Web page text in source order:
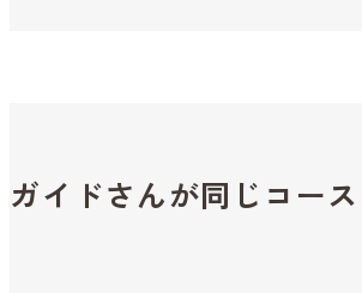
ガイドさんが同じコース